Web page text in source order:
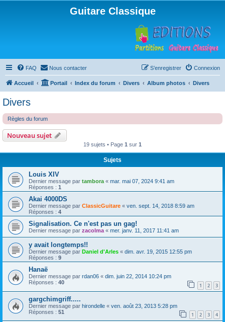
Guitare Classique
FAQ Nous contacter Connexion
S’enregistrer
Accueil Portail Index du forum Divers Album photos Divers
Divers
Règles du forum
Nouveau sujet
19 sujets • Page 1 sur 1
Sujets
Louis XIV
Dernier message par tambora « mar. mai 07, 2024 9:41 am
Réponses : 1
Akai 4000DS
Dernier message par ClassicGuitare « ven. sept. 14, 2018 8:59 am
Réponses : 4
Signalisation. Ce n'est pas un gag!
Dernier message par zacolma « mer. janv. 11, 2017 11:41 am
y avait longtemps!!
Dernier message par Daniel d'Arles « dim. avr. 19, 2015 12:55 pm
Réponses : 9
Hanaë
Dernier message par rdan06 « dim. juin 22, 2014 10:24 pm
Réponses : 40 1 2 3
gargchimgriff.....
Dernier message par hirondelle « ven. août 23, 2013 5:28 pm
Réponses : 51 1 2 3 4